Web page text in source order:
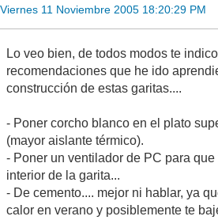
Viernes 11 Noviembre 2005 18:20:29 PM
Lo veo bien, de todos modos te
recomendaciones que he ido
construcción de estas garitas....
- Poner corcho blanco en el plato
(mayor aislante térmico).
- Poner un ventilador de PC para que
interior de la garita...
- De cemento.... mejor ni hablar, ya
calor en verano y posiblemente te